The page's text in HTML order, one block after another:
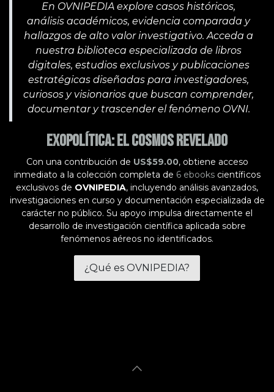
En OVNIPEDIA explore casos históricos,
análisis académicos, evidencia comparada y
hallazgos de alto valor investigativo. Acceda a
nuestra biblioteca especializada de libros
digitales, estudios exclusivos y publicaciones
estratégicas diseñadas para investigadores,
curiosos y visionarios que buscan comprender,
documentar y trascender el fenómeno OVNI.
Exopolítica: El Cosmos Revelado
Con una contribución de US$59.00, obtiene acceso
inmediato a la colección completa de 6 ebookscientíficos
exclusivos de OVNIPEDIA, incluyendo análisis avanzados,
investigaciones en curso y documentación especializada de
carácter no público. Su apoyo impulsa directamente el
desarrollo de investigación científica aplicada sobre
fenómenos aéreos no identificados.
¿Qué es OVNIPEDIA?